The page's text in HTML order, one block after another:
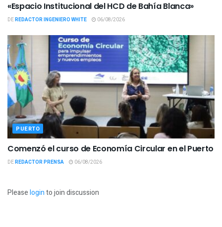
«Espacio Institucional del HCD de Bahía Blanca»
DEREDACTOR INGENIERO WHITE 06/08/2026
PUERTO
Comenzó el curso de Economía Circular en el Puerto
DEREDACTOR PRENSA 06/08/2026
Pleaseloginto join discussion